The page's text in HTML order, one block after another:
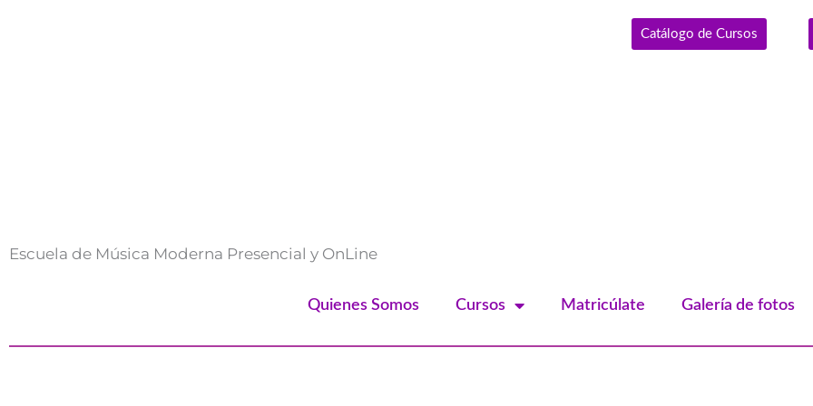
Catálogo de Cursos
Escuela de Música Moderna Presencial y OnLine
Quienes Somos Cursos Matricúlate Galería de fotos